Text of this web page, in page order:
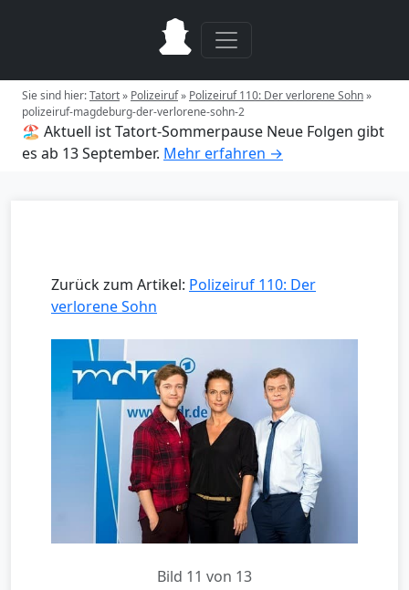
Sie sind hier:Tatort» Polizeiruf» Polizeiruf 110: Der verlorene Sohn»
polizeiruf-magdeburg-der-verlorene-sohn-2
🏖️ Aktuell ist Tatort-Sommerpause Neue Folgen gibt
es ab 13 September. Mehr erfahren →
Zurück zum Artikel: Polizeiruf 110: Der
verlorene Sohn
Bild 11 von 13